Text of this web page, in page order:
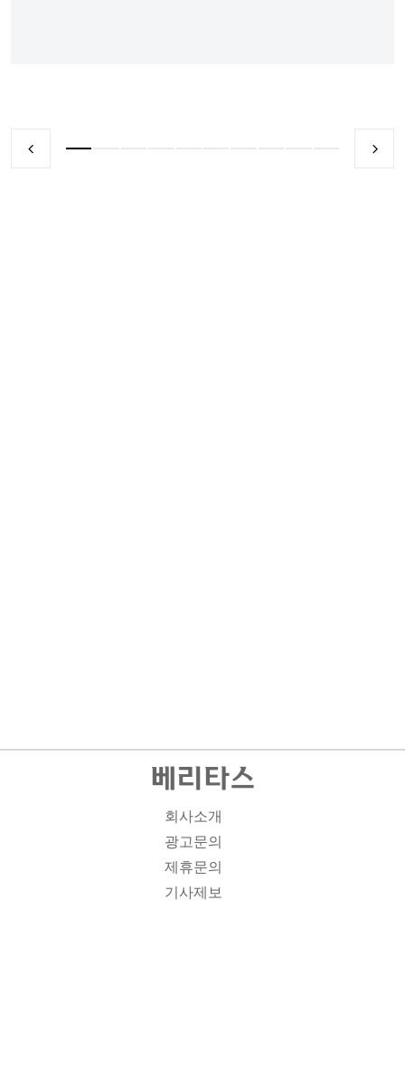
회사소개
광고문의
제휴문의
기사제보